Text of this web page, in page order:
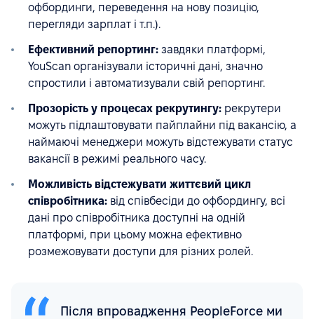
офбординги, переведення на нову позицію,
перегляди зарплат і т.п.).
Ефективний репортинг: завдяки платформі,
YouScan oрганізували історичні дані, значно
спростили і автоматизували свій репортинг.
Прозорість у процесах рекрутингу: рекрутери
можуть підлаштовувати пайплайни під вакансію, а
наймаючі менеджери можуть відстежувати статус
вакансії в режимі реального часу.
Можливість відстежувати життєвий цикл
співробітника: від співбесіди до офбордингу, всі
дані про співробітника доступні на одній
платформі, при цьому можна ефективно
розмежовувати доступи для різних ролей.
Після впровадження PeopleForce ми